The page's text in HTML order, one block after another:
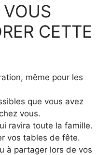
CETTE
même pour les
que vous avez
vous.
ravira toute la famille.
vos tables de fête.
à partager lors de vos